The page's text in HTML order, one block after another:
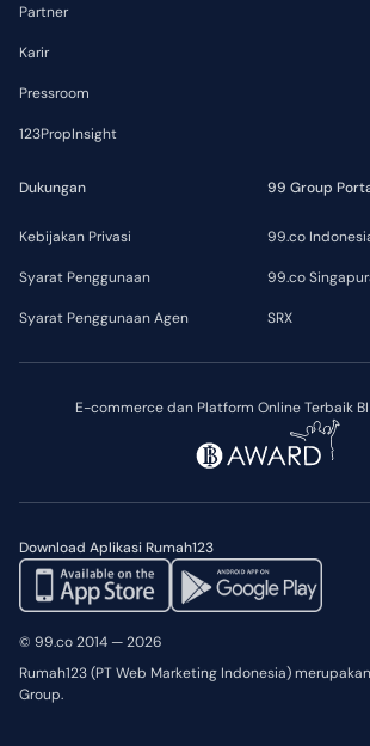
E-commerce dan Platform Online Terbaik
Download Aplikasi Rumah123
Partner
Karir
Pressroom
123PropInsight
Dukungan
Kebijakan Privasi
Syarat Penggunaan
Syarat Penggunaan Agen
99 Group
99.co
99.co
SRX
© 99.co 2014 — 2026
Rumah123 (PT Web Marketing Indonesia)
Group.